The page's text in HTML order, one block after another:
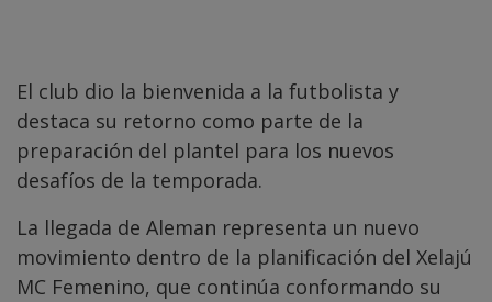
El club dio la bienvenida a la futbolista y
destaca su retorno como parte de la
preparación del plantel para los nuevos
desafíos de la temporada.
La llegada de Aleman representa un nuevo
movimiento dentro de la planificación del Xelajú
MC Femenino, que continúa conformando su